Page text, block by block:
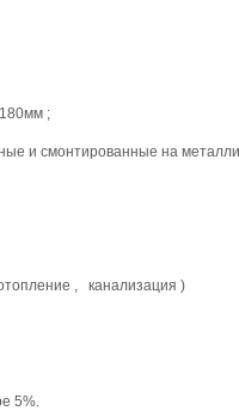
180мм ;
и смонтированные на
, канализация )
5%.